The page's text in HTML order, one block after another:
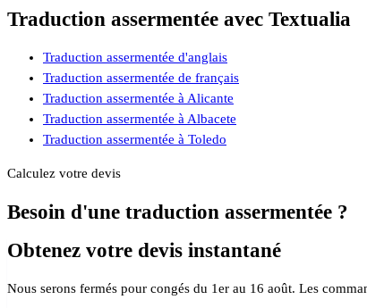
Traduction assermentée avec Textualia
Traduction assermentée d'anglais
Traduction assermentée de français
Traduction assermentée à Alicante
Traduction assermentée à Albacete
Traduction assermentée à Toledo
Calculez votre devis
Besoin d'une traduction assermentée ?
Obtenez votre devis instantané
Nous serons fermés pour congés du 1er au 16 août. Les